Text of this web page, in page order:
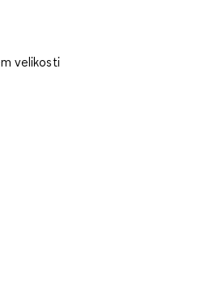
velikosti